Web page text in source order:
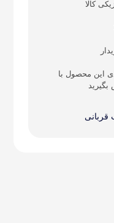
کالا
این محصول با
قربانی